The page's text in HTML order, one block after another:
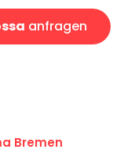
anfragen
Bremen